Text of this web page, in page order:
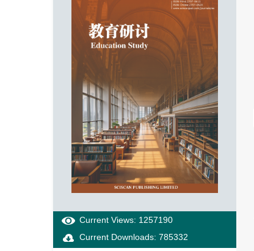
Current Views: 1257190
Current Downloads: 785332